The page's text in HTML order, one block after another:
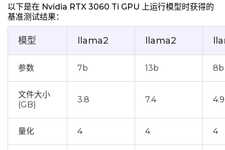
以下是在 Nvidia RTX 3060 Ti GPU 上运行模型时获得的
基准测试结果：
模型 llama2 llama2
参数 7b 13b 8b
文件大小
(GB)
3.8 7.4 4.9
量化 4 4 4